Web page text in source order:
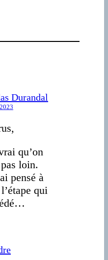
Durandal
qu’on
loin.
pensé à
qui